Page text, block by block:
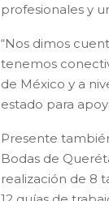
profesionales y
“Nos dimos
tenemos
de México y a
estado para
Presente
Bodas de
realización de 8